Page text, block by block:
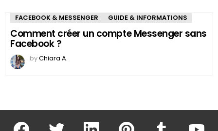
FACEBOOK & MESSENGER GUIDE & INFORMATIONS
Comment créer un compte Messenger sans
Facebook ?
byChiara A.
facebook twitter linkedin pinterest